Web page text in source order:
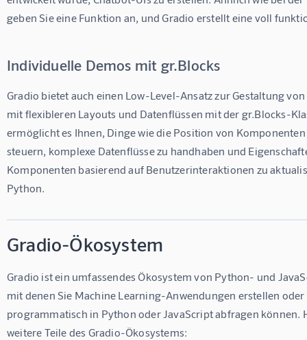
geben Sie eine Funktion an, und Gradio erstellt eine voll
Individuelle Demos mit gr.Blocks
Gradio bietet auch einen Low-Level-Ansatz zur Gestaltung
mit flexibleren Layouts und Datenflüssen mit der gr.Blocks-
ermöglicht es Ihnen, Dinge wie die Position von
steuern, komplexe Datenflüsse zu handhaben und
Komponenten basierend auf Benutzerinteraktionen zu
Python.
Gradio-Ökosystem
Gradio ist ein umfassendes Ökosystem von Python- und
mit denen Sie Machine Learning-Anwendungen erstellen
programmatisch in Python oder JavaScript abfragen können.
weitere Teile des Gradio-Ökosystems: